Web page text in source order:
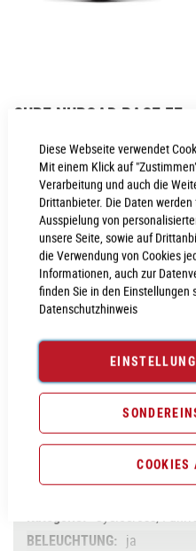
Diese Webseite verwendet
Mit einem Klick auf
Verarbeitung und auch die
Drittanbieter. Die Daten
Ausspielung von
unsere Seite, sowie auf
die Verwendung von Cookies
Informationen, auch zur
finden Sie in den Einstellungen
Datenschutzhinweis
COOKIES
Bildgalerie
springen
CUBE NUROAD RACE FE
Inkl. MwSt., nur Abholung möglich
Produktanfrage stellen
Produktinformationen
6022453
grey´n´black
Cube
Cyclocross,
ja